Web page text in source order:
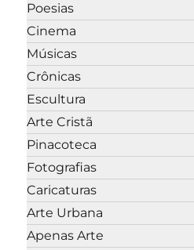
Poesias
Cinema
Músicas
Crônicas
Escultura
Arte Cristã
Pinacoteca
Fotografias
Caricaturas
Arte Urbana
Apenas Arte